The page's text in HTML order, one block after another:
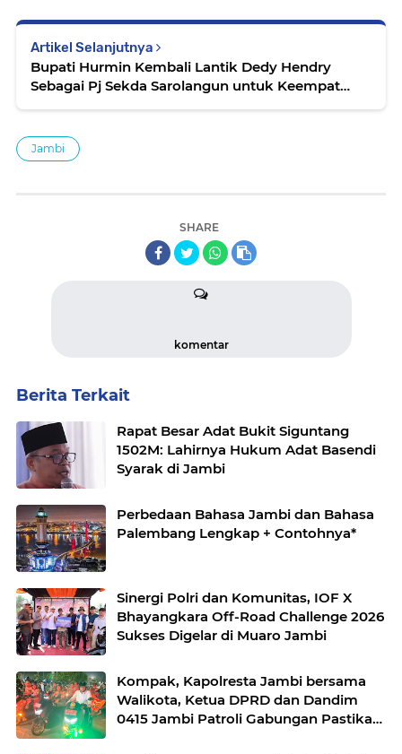
Artikel Selanjutnya
Bupati Hurmin Kembali Lantik Dedy Hendry
Sebagai Pj Sekda Sarolangun untuk Keempat
Jambi
SHARE
komentar
Berita Terkait
Rapat Besar Adat Bukit Siguntang
1502M: Lahirnya Hukum Adat Basendi
Syarak di Jambi
Perbedaan Bahasa Jambi dan Bahasa
Palembang Lengkap + Contohnya*
Sinergi Polri dan Komunitas, IOF X
Bhayangkara Off-Road Challenge 2026
Sukses Digelar di Muaro Jambi
Kompak, Kapolresta Jambi bersama
Walikota, Ketua DPRD dan Dandim
0415 Jambi Patroli Gabungan Pastikan